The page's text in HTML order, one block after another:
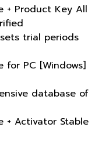
+ Product Key All
trial periods
for PC [Windows]
database of
+ Activator Stable